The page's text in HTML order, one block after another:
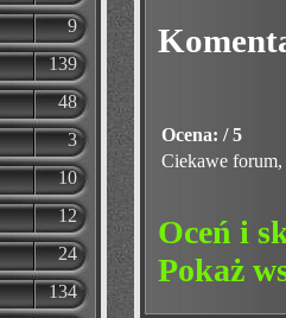
9
139
48
3
10
12
24
134
Ocena: / 5
Ciekawe forum,
Oceń i
Pokaż